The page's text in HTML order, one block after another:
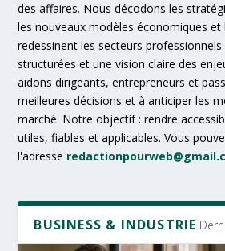
des affaires. Nous décodons les
les nouveaux modèles économiques et
redessinent les secteurs
structurées et une vision claire des
aidons dirigeants, entrepreneurs et
meilleures décisions et à anticiper les
marché. Notre objectif : rendre
utiles, fiables et applicables. Vous
l'adresse
BUSINESS & INDUSTRIE